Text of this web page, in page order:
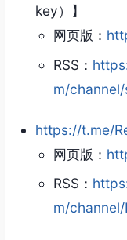
key）】
网页版：
RSS：
m/
https://t.me/
网页版：
RSS：
m/channel/